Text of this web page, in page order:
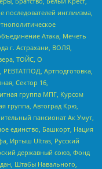
инглиизма,
Атака, Мечеть
г. Астрахани, ВОЛЯ,
ТОЙС, О
РЕВТАТПОД, Артподготовка,
Сектор 16,
группа МПГ, Курсом
группа, Автоград Крю,
пансионат Ак Умут,
единство, Башкорт, Нация
Иртыш Ultras, Русский
державный союз, Фонд
Штабы Навального,